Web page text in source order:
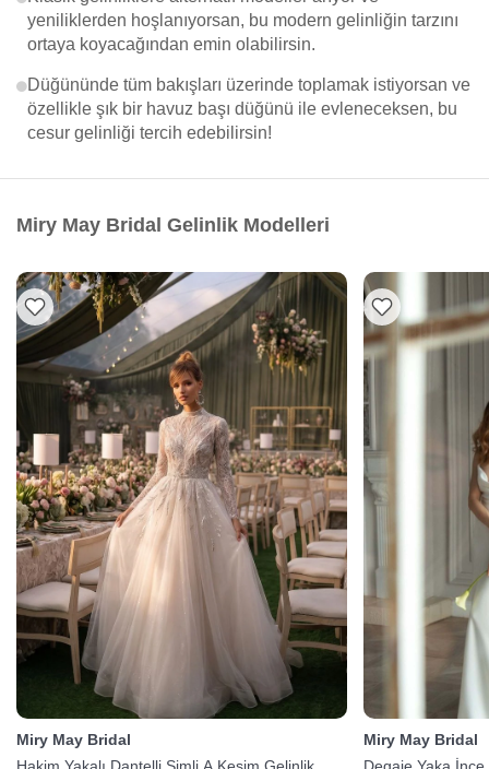
yeniliklerden hoşlanıyorsan, bu modern gelinliğin tarzını
ortaya koyacağından emin olabilirsin.
Düğününde tüm bakışları üzerinde toplamak istiyorsan ve
özellikle şık bir havuz başı düğünü ile evleneceksen, bu
cesur gelinliği tercih edebilirsin!
Miry May Bridal Gelinlik Modelleri
Miry May Bridal
Miry May Bridal